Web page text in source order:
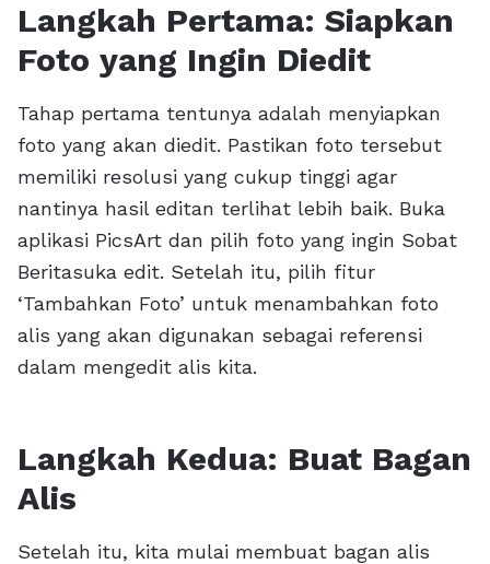
Langkah Pertama: Siapkan
Foto yang Ingin Diedit
Tahap pertama tentunya adalah menyiapkan
foto yang akan diedit. Pastikan foto tersebut
memiliki resolusi yang cukup tinggi agar
nantinya hasil editan terlihat lebih baik. Buka
aplikasi PicsArt dan pilih foto yang ingin Sobat
Beritasuka edit. Setelah itu, pilih fitur
‘Tambahkan Foto’ untuk menambahkan foto
alis yang akan digunakan sebagai referensi
dalam mengedit alis kita.
Langkah Kedua: Buat Bagan
Alis
Setelah itu, kita mulai membuat bagan alis